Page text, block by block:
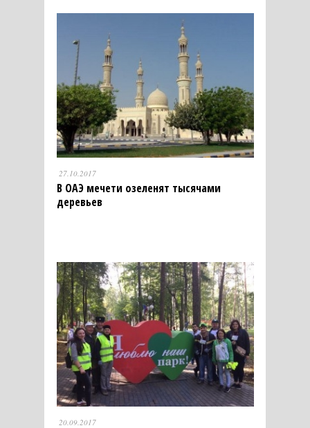
27.10.2017
В ОАЭ мечети озеленят тысячами
деревьев
20.09.2017